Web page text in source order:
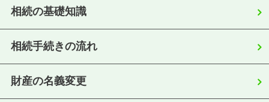
相続の基礎知識
相続手続きの流れ
財産の名義変更